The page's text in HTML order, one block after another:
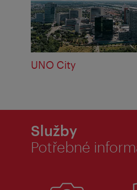
UNO City
Služby
Potřebné